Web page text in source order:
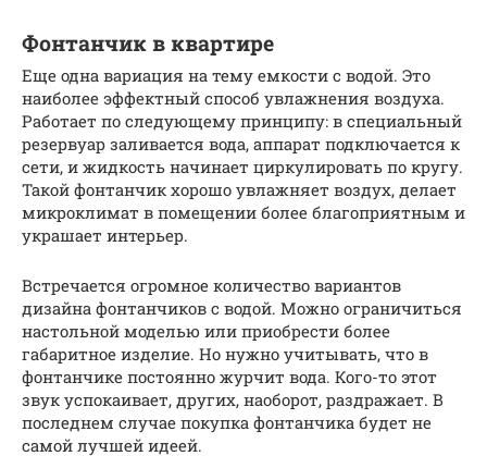
Фонтанчик в квартире
Еще одна вариация на тему емкости с водой. Это
наиболее эффектный способ увлажнения воздуха.
Работает по следующему принципу: в специальный
резервуар заливается вода, аппарат подключается к
сети, и жидкость начинает циркулировать по кругу.
Такой фонтанчик хорошо увлажняет воздух, делает
микроклимат в помещении более благоприятным и
украшает интерьер.
Встречается огромное количество вариантов
дизайна фонтанчиков с водой. Можно ограничиться
настольной моделью или приобрести более
габаритное изделие. Но нужно учитывать, что в
фонтанчике постоянно журчит вода. Кого-то этот
звук успокаивает, других, наоборот, раздражает. В
последнем случае покупка фонтанчика будет не
самой лучшей идеей.